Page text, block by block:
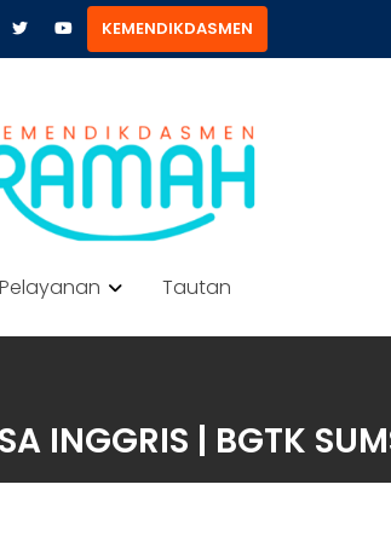
KEMENDIKDASMEN
Tautan
INGGRIS | BGTK